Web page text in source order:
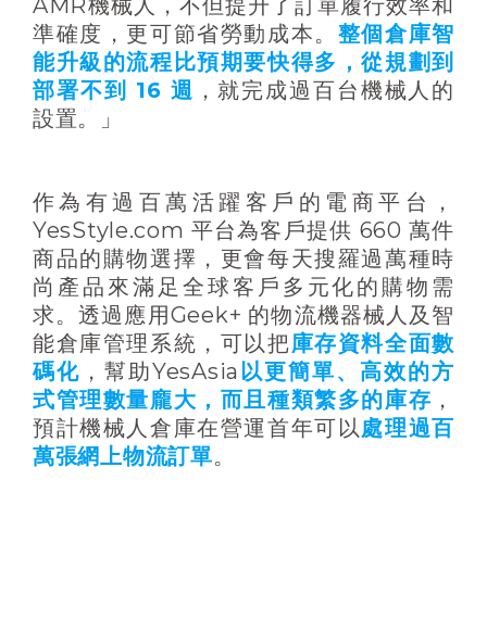
AMR機械人，不但提升了訂單履行效率和
準確度，更可節省勞動成本。 整個倉庫智
能升級的流程比預期要快得多，從規劃到
部署不到 16 週 ，就完成過百台機械人的
設置。」
作為有過百萬活躍客戶的電商平台，
YesStyle.com 平台為客戶提供 660 萬件
商品的購物選擇，更會每天搜羅過萬種時
尚產品來滿足全球客戶多元化的購物需
求。透過應用Geek+ 的物流機器械人及智
能倉庫管理系統，可以把庫存資料全面數
碼化 ，幫助YesAsia 以更簡單、高效的方
式管理數量龐大，而且種類繁多的庫存 ，
預計機械人倉庫在營運首年可以處理過百
萬張網上物流訂單。